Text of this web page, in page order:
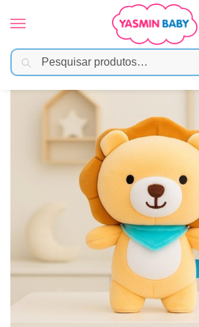
Início Brinquedos / Atividades Sensoriais